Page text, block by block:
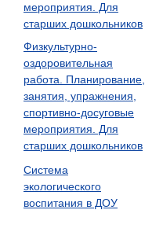
мероприятия. Для
старших дошкольников
Физкультурно-
оздоровительная
работа. Планирование,
занятия, упражнения,
спортивно-досуговые
мероприятия. Для
старших дошкольников
Система
экологического
воспитания в ДОУ